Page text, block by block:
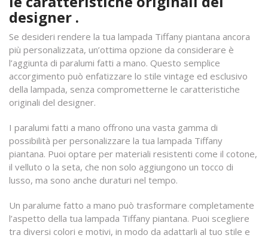
designer .
Se desideri rendere la tua lampada Tiffany piantana ancora
più personalizzata, un’ottima opzione da considerare è
l’aggiunta di paralumi fatti a mano. Questo semplice
accorgimento può enfatizzare lo stile vintage ed esclusivo
della lampada, senza comprometterne le caratteristiche
originali del designer.
I paralumi fatti a mano offrono una vasta gamma di
possibilità per personalizzare la tua lampada Tiffany
piantana. Puoi optare per materiali resistenti come il cotone,
il velluto o la seta, che non solo aggiungono un tocco di
lusso, ma sono anche duraturi nel tempo.
Un paralume fatto a mano può trasformare completamente
l’aspetto della tua lampada Tiffany piantana. Puoi scegliere
tra diversi colori e motivi, in modo da adattarli al tuo stile e